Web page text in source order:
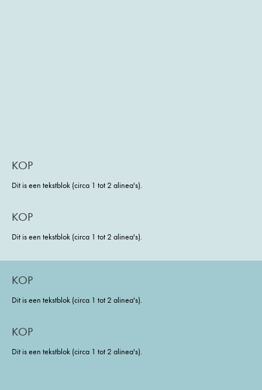
KOP
Dit is een tekstblok (circa 1 tot 2 alinea's).
KOP
Dit is een tekstblok (circa 1 tot 2 alinea's).
KOP
Dit is een tekstblok (circa 1 tot 2 alinea's).
KOP
Dit is een tekstblok (circa 1 tot 2 alinea's).